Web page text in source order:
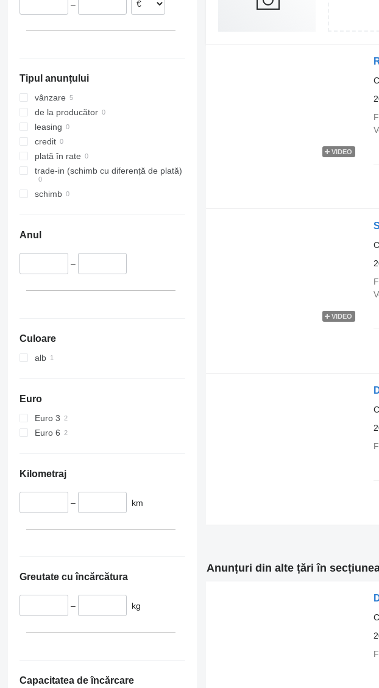
Țările de Jos
–
Tipul anunțului
vânzare
de la producător
leasing
credit
plată în rate
trade-in (schimb cu diferență de plată)
schimb
Anul
–
Culoare
alb
Euro
Euro 3
Euro 6
Kilometraj
– km
Greutate cu încărcătura
– kg
Capacitatea de încărcare
VIDEO
VIDEO
Anunțuri din alte țări în